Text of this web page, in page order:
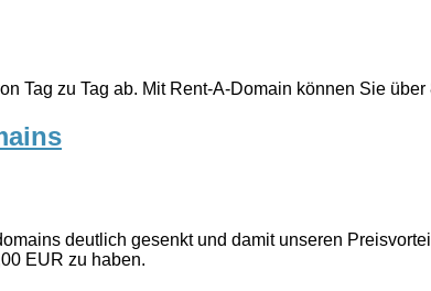
Tag zu Tag ab. Mit Rent-A-Domain können Sie
deutlich gesenkt und damit unseren
EUR zu haben.